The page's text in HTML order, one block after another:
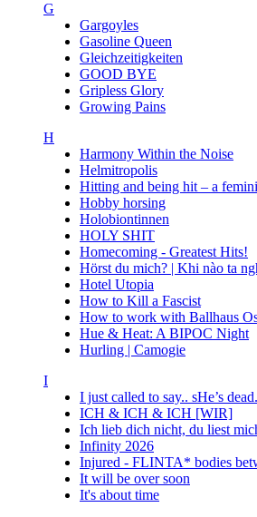
G
Gargoyles
Gasoline Queen
Gleichzeitigkeiten
GOOD BYE
Gripless Glory
Growing Pains
H
Harmony Within the Noise
Helmitropolis
Hitting and being hit – a
Hobby horsing
Holobiontinnen
HOLY SHIT
Homecoming - Greatest Hits!
Hörst du mich? | Khi nào ta
Hotel Utopia
How to Kill a Fascist
How to work with Ballhaus
Hue & Heat: A BIPOC Night
Hurling | Camogie
I
I just called to say.. sHe’s dead.
ICH & ICH & ICH [WIR]
Ich lieb dich nicht, du liest
Infinity 2026
Injured - FLINTA* bodies
It will be over soon
It's about time